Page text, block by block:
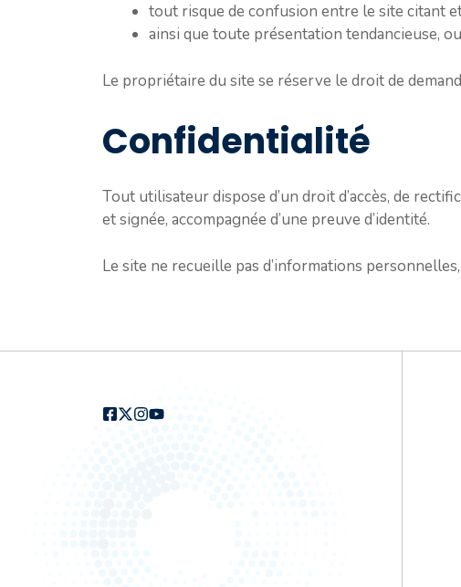
tout risque de confusion entre le site citant
ainsi que toute présentation tendancieuse,
Le propriétaire du site se réserve le droit de
Confidentialité
Tout utilisateur dispose d’un droit d’accès, de
et signée, accompagnée d’une preuve d’identité.
Le site ne recueille pas d’informations